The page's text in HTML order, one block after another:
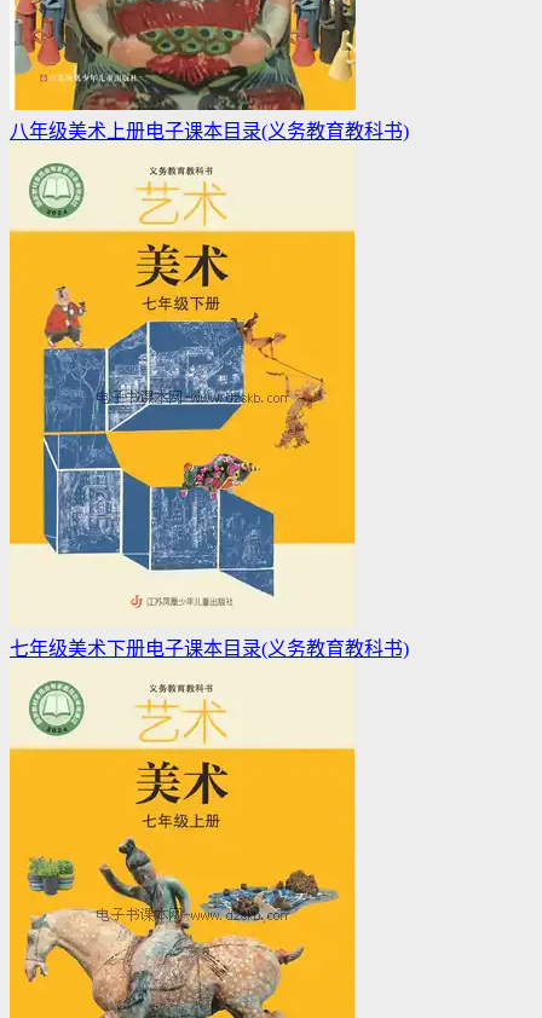
八年级美术上册电子课本目录(义务教育教科书)
七年级美术下册电子课本目录(义务教育教科书)